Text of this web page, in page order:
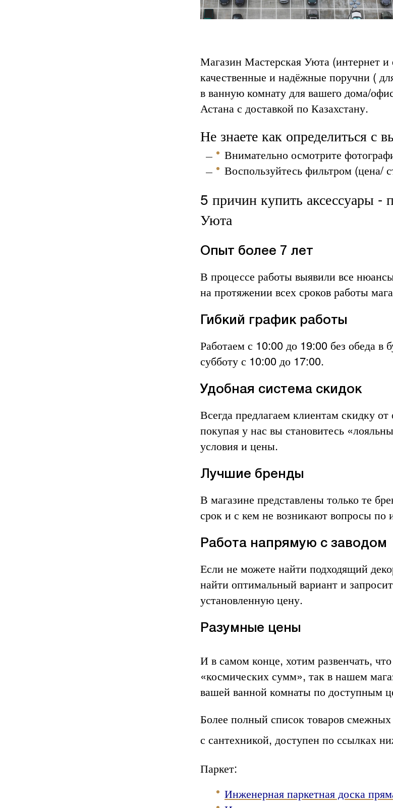
Магазин Мастерская Уюта (интернет и
качественные и надёжные поручни (
в ванную комнату для вашего дома/
Астана с доставкой по Казахстану.
Не знаете как определиться с
Внимательно осмотрите
Воспользуйтесь фильтром (цена/
5 причин купить аксессуары -
Уюта
Опыт более 7 лет
В процессе работы выявили все
на протяжении всех сроков работы
Гибкий график работы
Работаем с 10:00 до 19:00 без обеда
субботу с 10:00 до 17:00.
Удобная система скидок
Всегда предлагаем клиентам скидку
покупая у нас вы становитесь
условия и цены.
Лучшие бренды
В магазине представлены только те
срок и с кем не возникают вопросы по
Работа напрямую с заводом
Если не можете найти подходящий
найти оптимальный вариант и
установленную цену.
Разумные цены
И в самом конце, хотим развенчать,
«космических сумм», так в нашем
вашей ванной комнаты по доступным
Более полный список товаров
с сантехникой, доступен по ссылках
Паркет:
Инженерная паркетная доска